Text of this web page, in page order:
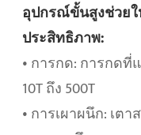
อุปกรณ์ขั้นสูงช่วย
ประสิทธิภาพ:
• การกด: การกด
10T ถึง 500T
• การเผาผนึก: เต